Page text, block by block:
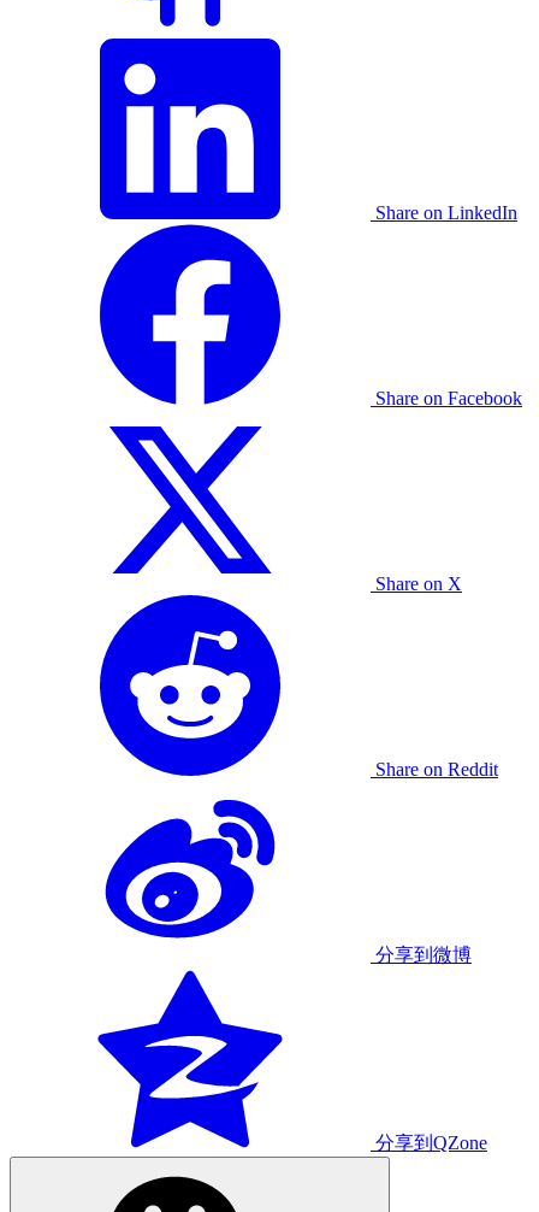
Share on LinkedIn
Share on Facebook
Share on X
Share on Reddit
分享到微博
分享到QZone